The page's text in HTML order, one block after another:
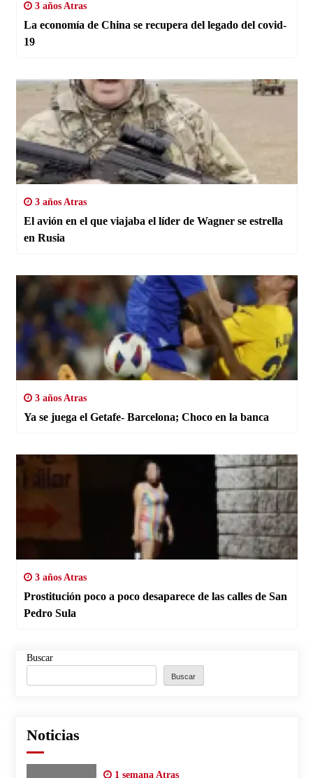
3 años Atras
La economía de China se recupera del legado del covid-
19
3 años Atras
El avión en el que viajaba el líder de Wagner se estrella
en Rusia
3 años Atras
Ya se juega el Getafe- Barcelona; Choco en la banca
3 años Atras
Prostitución poco a poco desaparece de las calles de San
Pedro Sula
Buscar
Buscar
Noticias
1 semana Atras